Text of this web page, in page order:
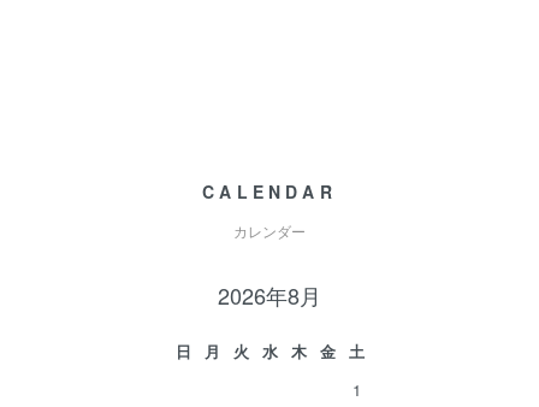
CALENDAR
カレンダー
2026年8月
日 月 火 水 木 金
土
1